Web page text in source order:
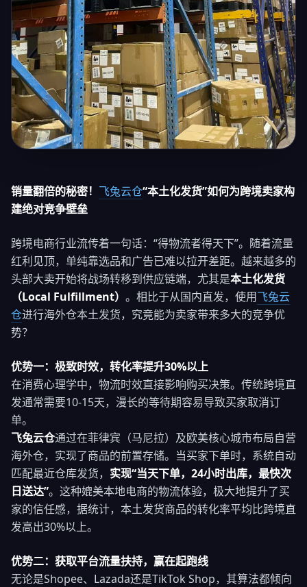
销量翻倍的秘密！ 飞兔云仓“本土化发货”如何为跨境卖家构
建绝对竞争壁垒
跨境电商行业流传着一句话：“得物流者得天下”。随着流量
红利见顶，单纯靠选品和广告已难以拉开差距。越来越多的
头部大卖开始将战场转移到供应链端，尤其是本土化发货
（Local Fulfillment） 。相比于从国内直发，使用飞兔云
仓进行海外仓本土发货，究竟能为卖家带来多大的竞争优
势？
优势一：极致时效，转化率提升30%以上
在消费心理学中，物流时效直接影响购买决策。传统跨境直
发通常需要10-15天，漫长的等待期容易导致买家取消订
单。
飞兔云仓通过在菲律宾（马尼拉）及欧美核心城市布局自营
海外仓，实现了商品的前置存储。当买家下单时，系统自动
匹配最近仓库发货， 实现“当天下单，24小时出库，最快次
日送达”。这种媲美本地电商的物流体验，极大地提升了买
家的信任感，据统计，本土发货商品的转化率平均比跨境直
发高出30%以上。
优势二：获取平台流量扶持，赢在起跑线
无论是Shopee、Lazada还是TikTok Shop，其算法都倾向